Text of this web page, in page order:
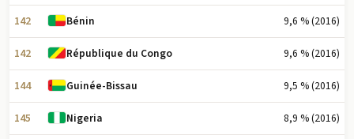
142 Bénin 9,6 % (2016)
142 République du Congo 9,6 % (2016)
144 Guinée-Bissau 9,5 % (2016)
145 Nigeria 8,9 % (2016)